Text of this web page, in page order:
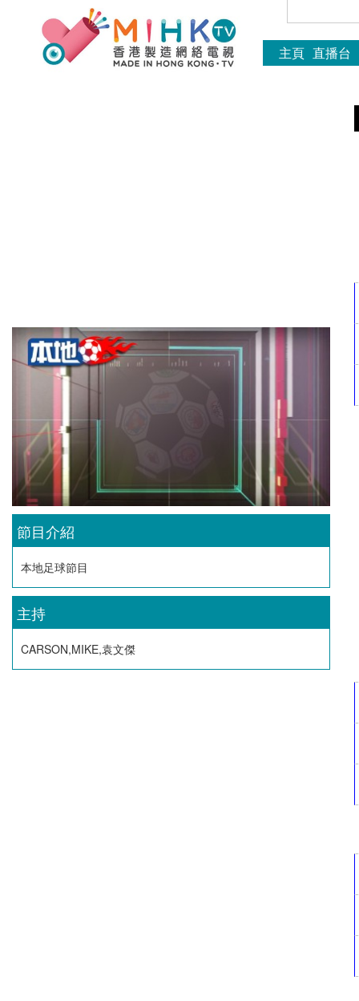
主頁 直播台
節目介紹
本地足球節目
主持
CARSON,MIKE,袁文傑